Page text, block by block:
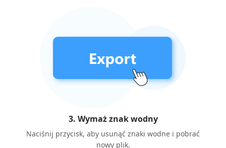
3. Wymaż znak wodny
Naciśnij przycisk, aby usunąć znaki wodne i pobrać
nowy plik.